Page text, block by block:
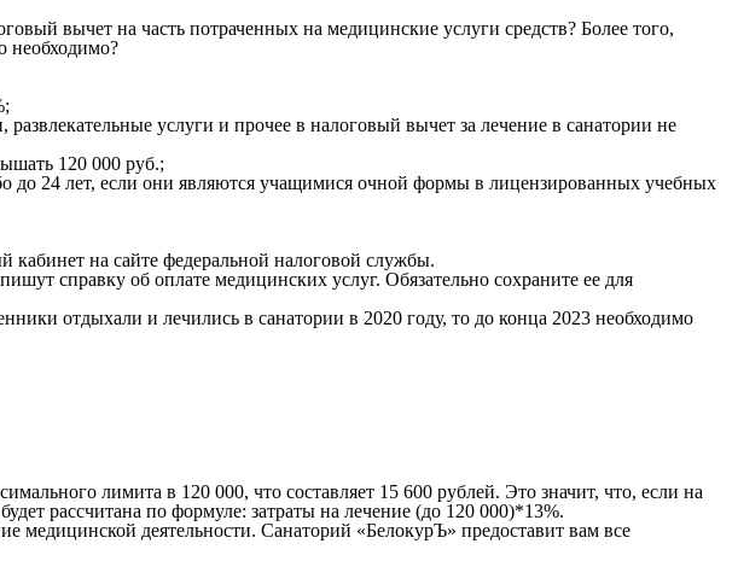
вычет на часть потраченных на медицинские услуги средств? Более того,
необходимо?
услуги и прочее в налоговый вычет за лечение в санатории не
120 000 руб.;
до 24 лет, если они являются учащимися очной формы в лицензированных учебных
кабинет на сайте федеральной налоговой службы.
справку об оплате медицинских услуг. Обязательно сохраните ее для
отдыхали и лечились в санатории в 2020 году, то до конца 2023 необходимо
лимита в 120 000, что составляет 15 600 рублей. Это значит, что, если на
рассчитана по формуле: затраты на лечение (до 120 000)*13%.
медицинской деятельности. Санаторий «БелокурЪ» предоставит вам все